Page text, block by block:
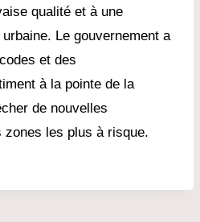
qualité et à une
Le gouvernement a
et des
à la pointe de la
de nouvelles
les plus à risque.